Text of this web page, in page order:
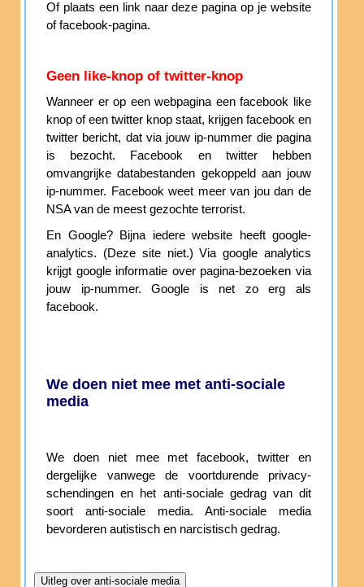
Of plaats een link naar deze pagina op je website
of facebook-pagina.
Geen like-knop of twitter-knop
Wanneer er op een webpagina een facebook like
knop of een twitter knop staat, krijgen facebook en
twitter bericht, dat via jouw ip-nummer die pagina
is bezocht. Facebook en twitter hebben
omvangrijke databestanden gekoppeld aan jouw
ip-nummer. Facebook weet meer van jou dan de
NSA van de meest gezochte terrorist.
En Google? Bijna iedere website heeft google-
analytics. (Deze site niet.) Via google analytics
krijgt google informatie over pagina-bezoeken via
jouw ip-nummer. Google is net zo erg als
facebook.
We doen niet mee met anti-sociale
media
We doen niet mee met facebook, twitter en
dergelijke vanwege de voortdurende privacy-
schendingen en het anti-sociale gedrag van dit
soort anti-sociale media. Anti-sociale media
bevorderen autistisch en narcistisch gedrag.